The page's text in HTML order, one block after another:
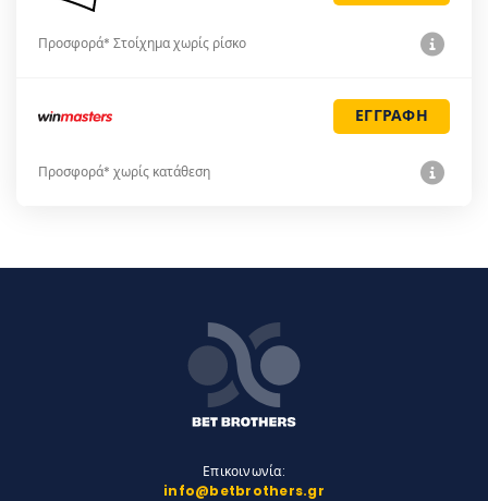
Προσφορά* Στοίχημα χωρίς ρίσκο
ΕΓΓΡΑΦΗ
Προσφορά* χωρίς κατάθεση
Επικοινωνία:
info@betbrothers.gr